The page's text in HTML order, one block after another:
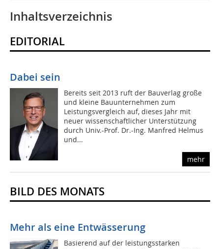
Inhaltsverzeichnis
EDITORIAL
Dabei sein
Bereits seit 2013 ruft der Bauverlag große
und kleine Bauunternehmen zum
Leistungsvergleich auf, dieses Jahr mit
neuer wissenschaftlicher Unterstützung
durch Univ.-Prof. Dr.-Ing. Manfred Helmus
und...
mehr
BILD DES MONATS
Mehr als eine Entwässerung
Basierend auf der leistungsstarken